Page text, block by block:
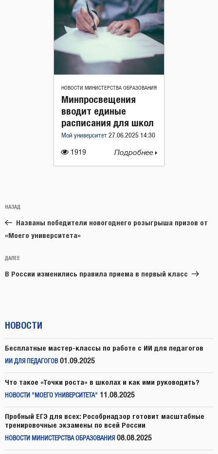
НОВОСТИ МИНИСТЕРСТВА ОБРАЗОВАНИЯ
1919
Минпросвещения
вводит единые
расписания для школ
Мой университет 27.06.2025 14:30
Подробнее
по
записям
Предыдущая
запись:
НАЗАД
Названы победители новогоднего розыгрыша призов от
«Моего университета»
Следующая
запись
ДАЛЕЕ
В России изменились правила приема в первый класс
НОВОСТИ
Бесплатные мастер-классы по работе с ИИ для педагогов
ИИ ДЛЯ ПЕДАГОГОВ 01.09.2025
Что такое «Точки роста» в школах и как ими руководить?
НОВОСТИ "МОЕГО УНИВЕРСИТЕТА" 11.08.2025
Пробный ЕГЭ для всех: Рособрнадзор готовит масштабные
тренировочные экзамены по всей России
НОВОСТИ МИНИСТЕРСТВА ОБРАЗОВАНИЯ 08.08.2025